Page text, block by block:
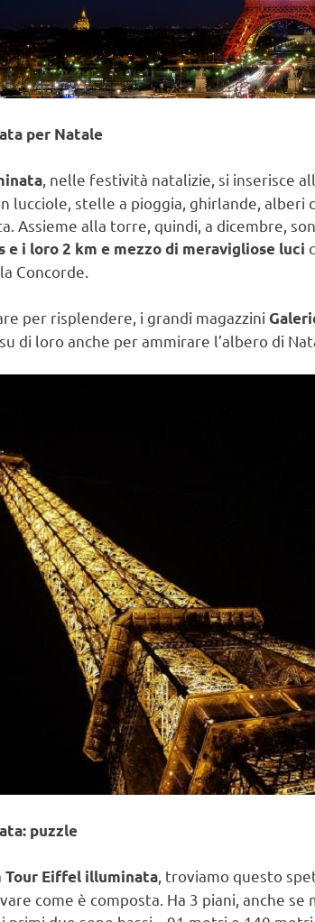
per Natale
, nelle festività natalizie, si inserisce
lucciole, stelle a pioggia, ghirlande, alberi
Assieme alla torre, quindi, a dicembre,
e i loro 2 km e mezzo di meravigliose luci
Concorde.
per risplendere, i grandi magazzini
di loro anche per ammirare l’albero di
puzzle
Tour Eiffel illuminata, troviamo questo
come è composta. Ha 3 piani, anche